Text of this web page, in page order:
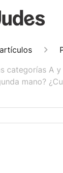
categorías A y
mano?